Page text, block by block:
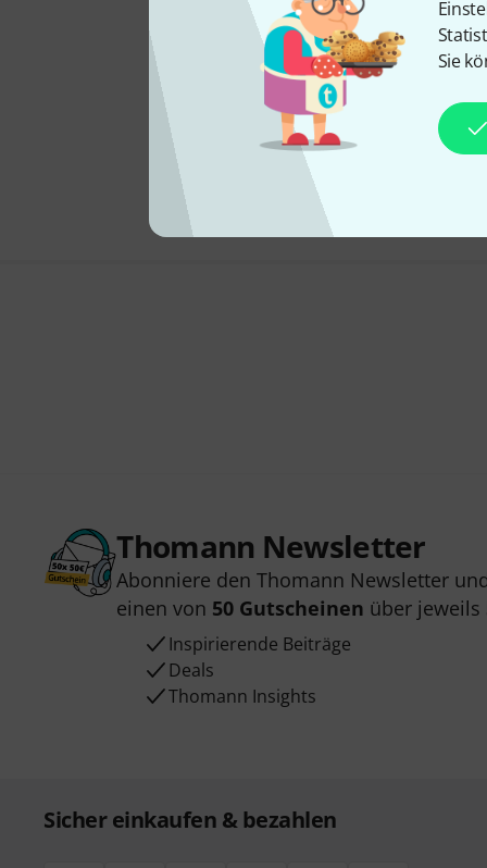
Sie
Thomann Newsletter
Abonniere den Thomann Newsletter
einen von 50 Gutscheinen über jeweils
Inspirierende Beiträge
Deals
Thomann Insights
Sicher einkaufen & bezahlen